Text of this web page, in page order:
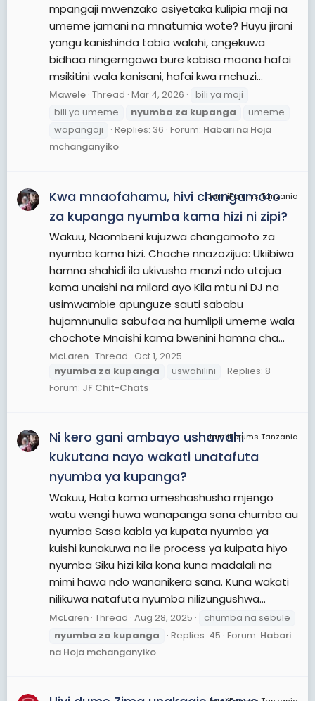
mpangaji mwenzako asiyetaka kulipia maji na
umeme jamani na mnatumia wote? Huyu jirani
yangu kanishinda tabia walahi, angekuwa
bidhaa ningemgawa bure kabisa maana hafai
msikitini wala kanisani, hafai kwa mchuzi...
Mawele Thread Mar 4, 2026
bili ya maji
bili ya umeme
nyumba za kupanga
umeme
wapangaji
Replies: 36 Forum: Habari na Hoja
mchanganyiko
JamiiForums Tanzania
Kwa mnaofahamu, hivi changamoto
za kupanga nyumba kama hizi ni zipi?
Wakuu, Naombeni kujuzwa changamoto za
nyumba kama hizi. Chache nnazozijua: Ukiibiwa
hamna shahidi ila ukivusha manzi ndo utajua
kama unaishi na milard ayo Kila mtu ni DJ na
usimwambie apunguze sauti sababu
hujamnunulia sabufaa na humlipii umeme wala
chochote Mnaishi kama bwenini hamna cha...
McLaren Thread Oct 1, 2025
nyumba za kupanga uswahilini
Replies: 8
Forum: JF Chit-Chats
JamiiForums Tanzania
Ni kero gani ambayo ushawahi
kukutana nayo wakati unatafuta
nyumba ya kupanga?
Wakuu, Hata kama umeshashusha mjengo
watu wengi huwa wanapanga sana chumba au
nyumba Sasa kabla ya kupata nyumba ya
kuishi kunakuwa na ile process ya kuipata hiyo
nyumba Siku hizi kila kona kuna madalali na
mimi hawa ndo wananikera sana. Kuna wakati
nilikuwa natafuta nyumba nilizungushwa...
McLaren Thread Aug 28, 2025
chumba na sebule
nyumba za kupanga Replies: 45 Forum: Habari
na Hoja mchanganyiko